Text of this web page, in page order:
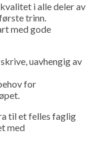
i alle deler av
trinn.
med gode
uavhengig av
for
til et felles faglig
med